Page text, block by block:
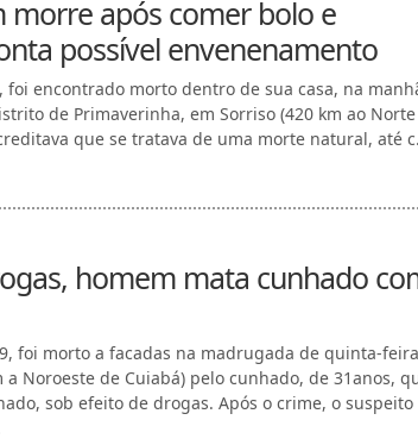
morre após comer bolo e
possível envenenamento
foi encontrado morto dentro de sua casa, na
de Primaverinha, em Sorriso (420 km ao Norte
que se tratava de uma morte natural, até
homem mata cunhado
foi morto a facadas na madrugada de quinta-feira
a Noroeste de Cuiabá) pelo cunhado, de 31anos,
sob efeito de drogas. Após o crime, o suspeito